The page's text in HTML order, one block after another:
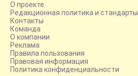
О проекте
Редакционная политика и стандарты
Контакты
Команда
О компании
Реклама
Правила пользования
Правовая информация
Политика конфиденциальности